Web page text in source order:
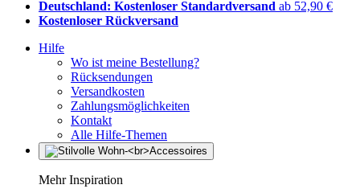
Deutschland: Kostenloser Standardversand ab 52,90 €
Kostenloser Rückversand
Hilfe
Wo ist meine Bestellung?
Rücksendungen
Versandkosten
Zahlungsmöglichkeiten
Kontakt
Alle Hilfe-Themen
Mehr Inspiration